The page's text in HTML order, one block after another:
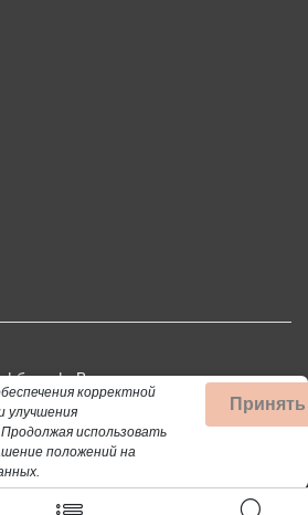
Все права защищены.
сайта допускается только при
ссылки на цитируемый материал.
публичной офертой, определяемой
статей 437 (2) ГК РФ.
корректной
улучшения
Продолжая использовать
положений на
Принять